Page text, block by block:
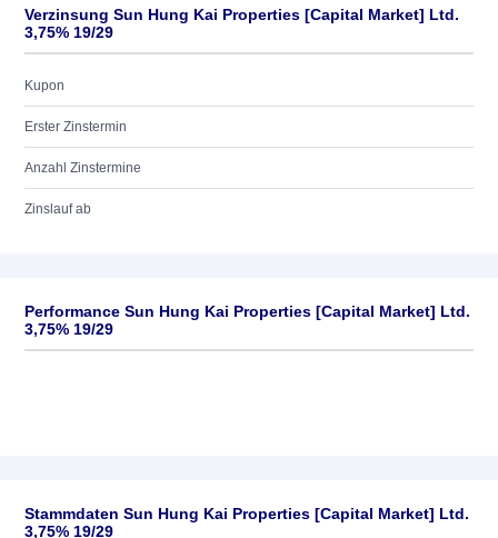
Verzinsung Sun Hung Kai Properties [Capital Market] Ltd.
3,75% 19/29
Kupon
Erster Zinstermin
Anzahl Zinstermine
Zinslauf ab
Performance Sun Hung Kai Properties [Capital Market] Ltd.
3,75% 19/29
Stammdaten Sun Hung Kai Properties [Capital Market] Ltd.
3,75% 19/29